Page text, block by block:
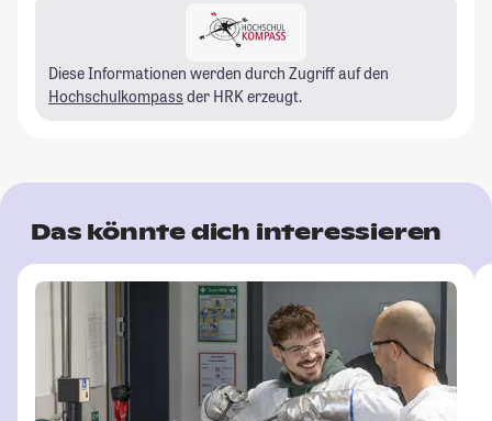
Diese Informationen werden durch Zugriff auf den
Hochschulkompass der HRK erzeugt.
Das könnte dich interessieren